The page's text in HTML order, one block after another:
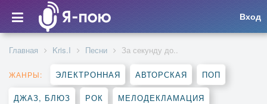
Вход
Главная Kris.I Песни За секунду до..
ЖАНРЫ: ЭЛЕКТРОННАЯ АВТОРСКАЯ ПОП
ДЖАЗ, БЛЮЗ РОК МЕЛОДЕКЛАМАЦИЯ